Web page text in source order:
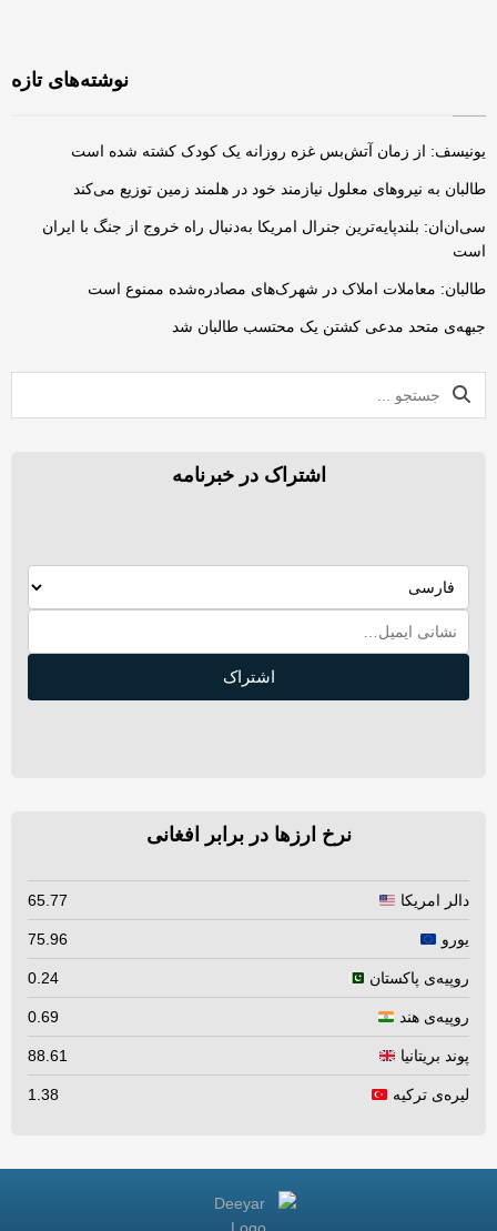
نوشته‌های تازه
یونیسف: از زمان آتش‌بس غزه روزانه یک کودک کشته شده است
طالبان به نیروهای معلول نیازمند خود در هلمند زمین توزیع می‌کند
سی‌ان‌ان: بلندپایه‌ترین جنرال امریکا به‌دنبال راه خروج از جنگ با ایران
است
طالبان: معاملات املاک در شهرک‌های مصادره‌شده ممنوع است
جبهه‌ی متحد مدعی کشتن یک محتسب طالبان شد
اشتراک در خبرنامه
اشتراک
نرخ ارزها در برابر افغانی
دالر امریکا 65.77
یورو 75.96
روپیه‌ی پاکستان 0.24
روپیه‌ی هند 0.69
پوند بریتانیا 88.61
لیره‌ی ترکیه 1.38